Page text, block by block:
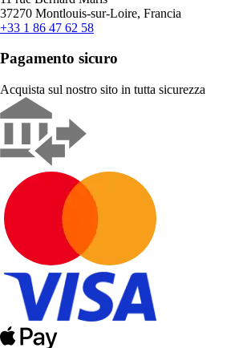
37270 Montlouis-sur-Loire, Francia
+33 1 86 47 62 58
Pagamento sicuro
Acquista sul nostro sito in tutta sicurezza